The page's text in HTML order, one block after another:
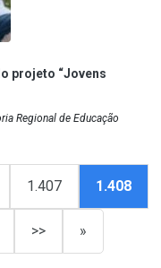
projeto “Jovens
Regional de Educação
1.407 1.408
>> »